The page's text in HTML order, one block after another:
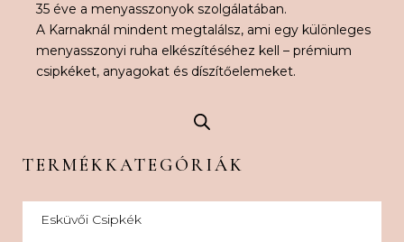
35 éve a menyasszonyok szolgálatában.
A Karnaknál mindent megtalálsz, ami egy különleges
menyasszonyi ruha elkészítéséhez kell – prémium
csipkéket, anyagokat és díszítőelemeket.
TERMÉKKATEGÓRIÁK
Esküvői Csipkék